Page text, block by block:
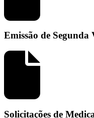
Emissão de Segunda
Solicitações de